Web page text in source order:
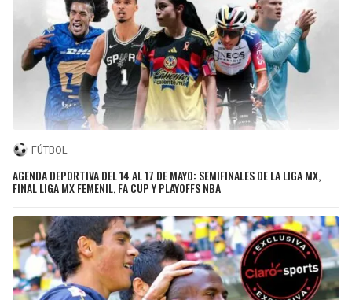
FÚTBOL
AGENDA DEPORTIVA DEL 14 AL 17 DE MAYO: SEMIFINALES DE LA LIGA MX,
FINAL LIGA MX FEMENIL, FA CUP Y PLAYOFFS NBA